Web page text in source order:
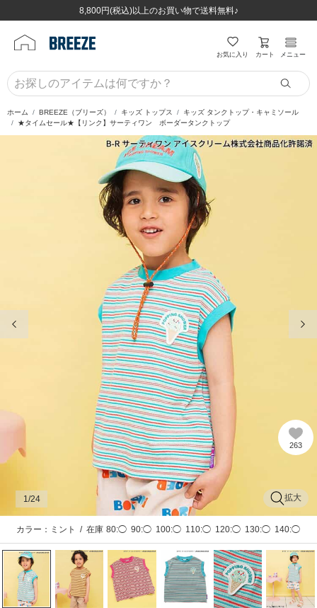
8,800円(税込)以上のお買い物で送料無料♪
ほぼ全品半額！！8/12(水)お昼12:59まで！！
8,800円(税込)以上のお買い物で送料無料♪
ほぼ全品半額！！8/12(水)お昼12:59まで！！
お気に入り カート メニュー
ホーム BREEZE（ブリーズ） キッズ トップス
キッズ タンクトップ・キャミソール
★タイムセール★【リンク】サーティワン ボーダータンクトップ
263
拡大
1 /24
カラー：ミント / 在庫 80:◯ 90:◯ 100:◯ 110:◯ 120:◯ 130:◯ 140:◯